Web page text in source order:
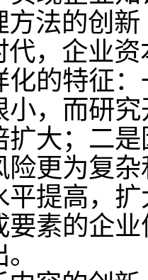
法的创新
，企业资
化的特征
小，而研
扩大；二
险更为复
平提高，
要素的企